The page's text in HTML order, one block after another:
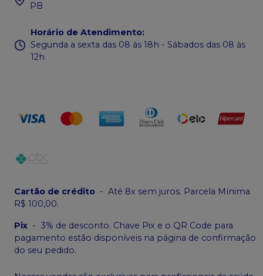
PB
Horário de Atendimento:
Segunda a sexta das 08 às 18h - Sábados das 08 às
12h
Cartão de crédito - Até 8x sem juros. Parcela Mínima
R$ 100,00.
Pix - 3% de desconto. Chave Pix e o QR Code para
pagamento estão disponíveis na página de confirmação
do seu pedido.